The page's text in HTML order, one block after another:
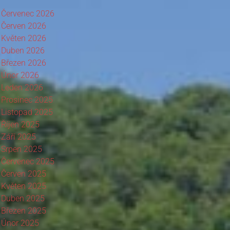
Červenec 2026
Červen 2026
Květen 2026
Duben 2026
Březen 2026
Únor 2026
Leden 2026
Prosinec 2025
Listopad 2025
Říjen 2025
Září 2025
Srpen 2025
Červenec 2025
Červen 2025
Květen 2025
Duben 2025
Březen 2025
Únor 2025